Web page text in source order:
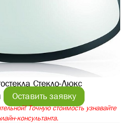
Стекло-Люкс
Оставить заявку
Точную стоимость узнавайте
консультанта.